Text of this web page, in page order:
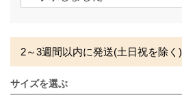
2～3週間以内に発送(土日祝を除く)
サイズを選ぶ